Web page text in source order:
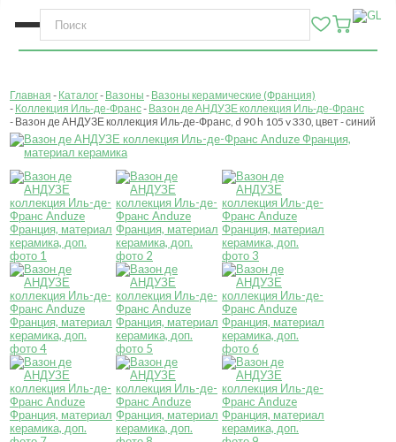
Главная Каталог Вазоны
Вазоны керамические (Франция)
Коллекция Иль-де-Франс Вазон де АНДУЗЕ коллекция Иль-де-Франс
Вазон де АНДУЗЕ коллекция Иль-де-Франс, d 90 h 105 v 330, цвет - синий